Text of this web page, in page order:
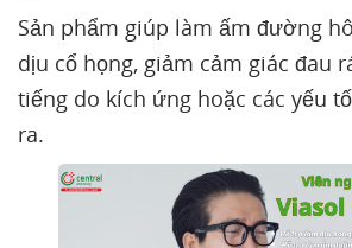
Sản phẩm giúp làm ấm đường
dịu cổ họng, giảm cảm giác đau
tiếng do kích ứng hoặc các yếu
ra.